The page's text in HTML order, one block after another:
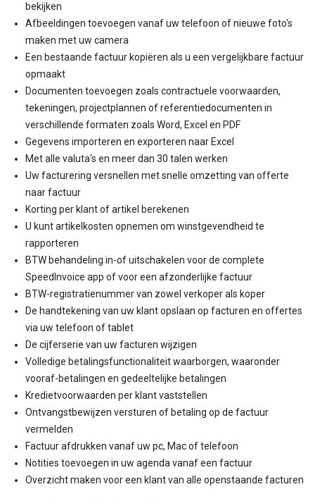
bekijken
Afbeeldingen toevoegen vanaf uw telefoon of nieuwe foto's
maken met uw camera
Een bestaande factuur kopiëren als u een vergelijkbare factuur
opmaakt
Documenten toevoegen zoals contractuele voorwaarden,
tekeningen, projectplannen of referentiedocumenten in
verschillende formaten zoals Word, Excel en PDF
Gegevens importeren en exporteren naar Excel
Met alle valuta's en meer dan 30 talen werken
Uw facturering versnellen met snelle omzetting van offerte
naar factuur
Korting per klant of artikel berekenen
U kunt artikelkosten opnemen om winstgevendheid te
rapporteren
BTW behandeling in-of uitschakelen voor de complete
SpeedInvoice app of voor een afzonderlijke factuur
BTW-registratienummer van zowel verkoper als koper
De handtekening van uw klant opslaan op facturen en offertes
via uw telefoon of tablet
De cijferserie van uw facturen wijzigen
Volledige betalingsfunctionaliteit waarborgen, waaronder
vooraf-betalingen en gedeeltelijke betalingen
Kredietvoorwaarden per klant vaststellen
Ontvangstbewijzen versturen of betaling op de factuur
vermelden
Factuur afdrukken vanaf uw pc, Mac of telefoon
Notities toevoegen in uw agenda vanaf een factuur
Overzicht maken voor een klant van alle openstaande facturen